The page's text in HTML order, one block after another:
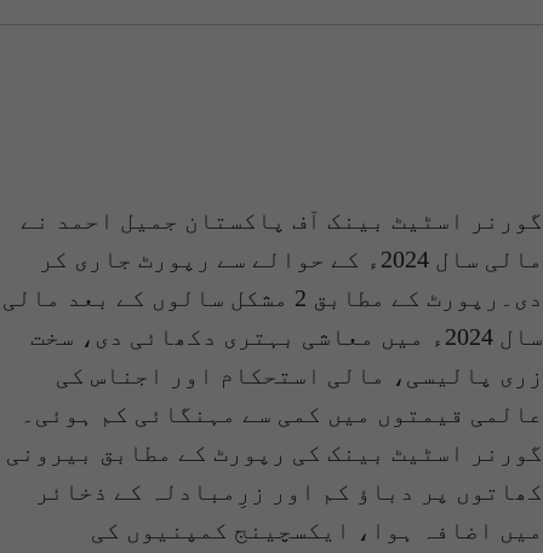
گورنر اسٹیٹ بینک آف پاکستان جمیل احمد نے
مالی سال 2024ء کے حوالے سے رپورٹ جاری کر
دی۔رپورٹ کے مطابق 2 مشکل سالوں کے بعد مالی
سال 2024ء میں معاشی بہتری دکھائی دی، سخت
زری پالیسی، مالی استحکام اور اجناس کی
عالمی قیمتوں میں کمی سے مہنگائی کم ہوئی۔
گورنر اسٹیٹ بینک کی رپورٹ کے مطابق بیرونی
کھاتوں پر دباؤ کم اور زرِمبادلہ کے ذخائر
میں اضافہ ہوا، ایکسچینج کمپنیوں کی